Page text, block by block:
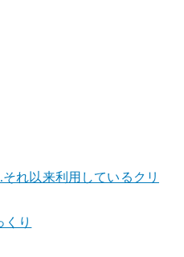
れ以来利用しているクリ
り